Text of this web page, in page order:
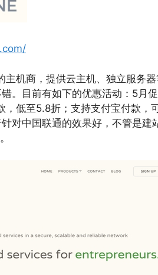
机商，提供云主机、独立服务
。目前有如下的优惠活动：5月
，低至5.8折；支持支付宝付款，
对中国联通的效果好，不管是建